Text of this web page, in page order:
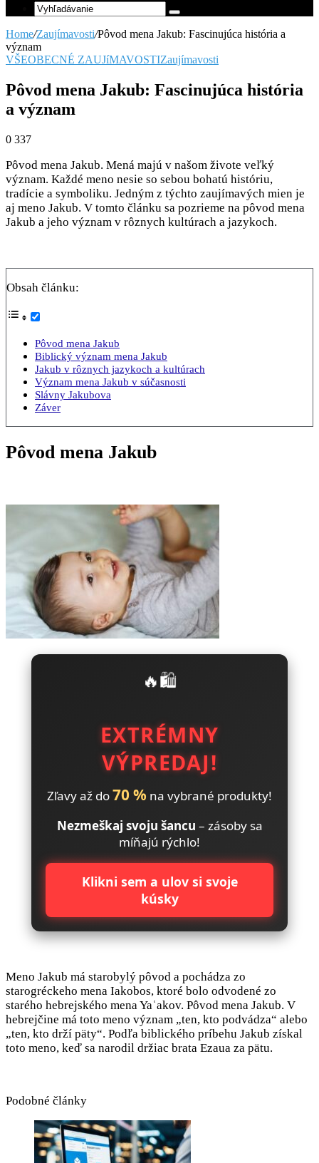
Article
Vyhľadávanie
Home/Zaujímavosti/Pôvod mena Jakub: Fascinujúca história a
význam
VŠEOBECNÉ ZAUJíMAVOSTIZaujímavosti
Pôvod mena Jakub: Fascinujúca história
a význam
0 337
Pôvod mena Jakub. Mená majú v našom živote veľký
význam. Každé meno nesie so sebou bohatú históriu,
tradície a symboliku. Jedným z týchto zaujímavých mien je
aj meno Jakub. V tomto článku sa pozrieme na pôvod mena
Jakub a jeho význam v rôznych kultúrach a jazykoch.
Obsah článku:
Pôvod mena Jakub
Biblický význam mena Jakub
Jakub v rôznych jazykoch a kultúrach
Význam mena Jakub v súčasnosti
Slávny Jakubova
Záver
Pôvod mena Jakub
🔥🛍️
EXTRÉMNY
VÝPREDAJ!
Zľavy až do70 % na vybrané produkty!
Nezmeškaj svoju šancu – zásoby sa
míňajú rýchlo!
Klikni sem a ulov si svoje
kúsky
Meno Jakub má starobylý pôvod a pochádza zo
starogréckeho mena Iakobos, ktoré bolo odvodené zo
starého hebrejského mena Yaʿakov. Pôvod mena Jakub. V
hebrejčine má toto meno význam „ten, kto podvádza“ alebo
„ten, kto drží päty“. Podľa biblického príbehu Jakub získal
toto meno, keď sa narodil držiac brata Ezaua za pätu.
Podobné články